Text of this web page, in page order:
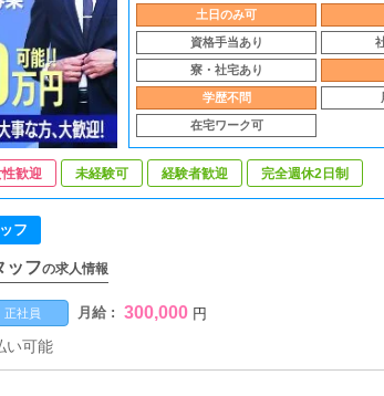
土日のみ可
資格手当あり
寮・社宅あり
学歴不問
在宅ワーク可
歓迎 未経験可 経験者歓迎 完全週休2日制
フ
ッフの求人情報
正社員 月給 : 300,000 円
い可能